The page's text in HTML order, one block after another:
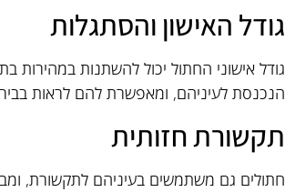
גודל האישון והסתגלות
גודל אישוני החתול יכול להשתנות
הנכנסת לעיניהם, ומאפשרת להם לראות
תקשורת חזותית
חתולים גם משתמשים בעיניהם לתקשורת,